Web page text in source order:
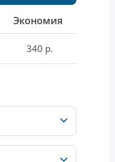
Экономия
340 р.